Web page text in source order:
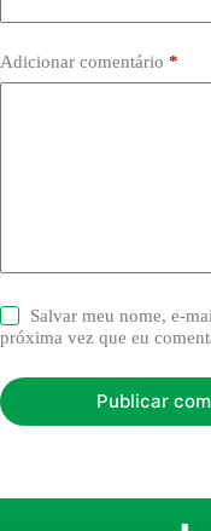
Adicionar comentário *
Salvar meu nome, e-
próxima vez que eu
Publicar